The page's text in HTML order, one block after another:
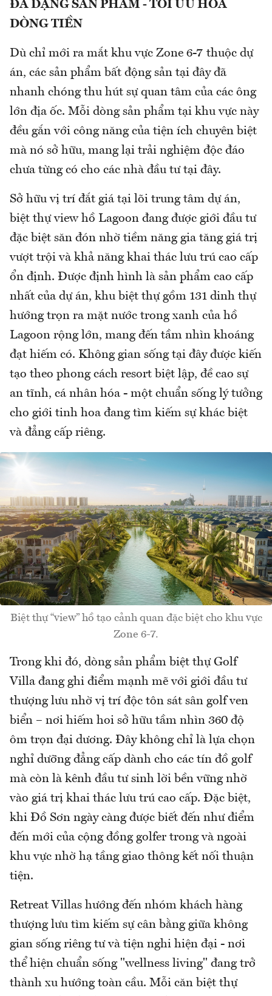
ĐA DẠNG SẢN PHẨM - TỐI ƯU HÓA
DÒNG TIỀN
Dù chỉ mới ra mắt khu vực Zone 6-7 thuộc dự
án, các sản phẩm bất động sản tại đây đã
nhanh chóng thu hút sự quan tâm của các ông
lớn địa ốc. Mỗi dòng sản phẩm tại khu vực này
đều gắn với công năng của tiện ích chuyên biệt
mà nó sở hữu, mang lại trải nghiệm độc đáo
chưa từng có cho các nhà đầu tư tại đây.
Sở hữu vị trí đắt giá tại lõi trung tâm dự án,
biệt thự view hồ Lagoon đang được giới đầu tư
đặc biệt săn đón nhờ tiềm năng gia tăng giá trị
vượt trội và khả năng khai thác lưu trú cao cấp
ổn định. Được định hình là sản phẩm cao cấp
nhất của dự án, khu biệt thự gồm 131 dinh thự
hướng trọn ra mặt nước trong xanh của hồ
Lagoon rộng lớn, mang đến tầm nhìn khoáng
đạt hiếm có. Không gian sống tại đây được kiến
tạo theo phong cách resort biệt lập, đề cao sự
an tĩnh, cá nhân hóa - một chuẩn sống lý tưởng
cho giới tinh hoa đang tìm kiếm sự khác biệt
và đẳng cấp riêng.
Biệt thự “view” hồ tạo cảnh quan đặc biệt cho khu vực
Zone 6-7.
Trong khi đó, dòng sản phẩm biệt thự Golf
Villa đang ghi điểm mạnh mẽ với giới đầu tư
thượng lưu nhờ vị trí độc tôn sát sân golf ven
biển – nơi hiếm hoi sở hữu tầm nhìn 360 độ
ôm trọn đại dương. Đây không chỉ là lựa chọn
nghỉ dưỡng đẳng cấp dành cho các tín đồ golf
mà còn là kênh đầu tư sinh lời bền vững nhờ
vào giá trị khai thác lưu trú cao cấp. Đặc biệt,
khi Đồ Sơn ngày càng được biết đến như điểm
đến mới của cộng đồng golfer trong và ngoài
khu vực nhờ hạ tầng giao thông kết nối thuận
tiện.
Retreat Villas hướng đến nhóm khách hàng
thượng lưu tìm kiếm sự cân bằng giữa không
gian sống riêng tư và tiện nghi hiện đại - nơi
thể hiện chuẩn sống "wellness living" đang trở
thành xu hướng toàn cầu. Mỗi căn biệt thự